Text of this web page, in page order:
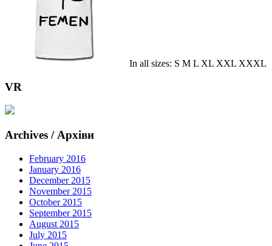
In all sizes: S M L XL XXL XXXL
VR
Archives / Архіви
February 2016
January 2016
December 2015
November 2015
October 2015
September 2015
August 2015
July 2015